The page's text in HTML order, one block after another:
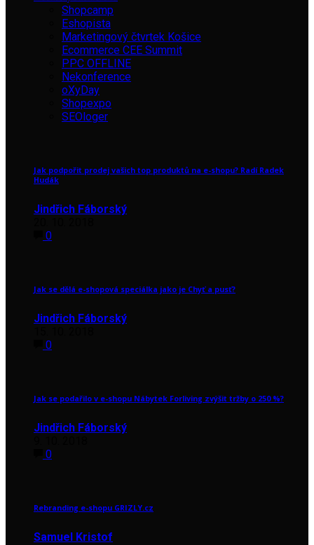
Shopcamp
Eshopista
Marketingový čtvrtek Košice
Ecommerce CEE Summit
PPC OFFLINE
Nekonference
oXyDay
Shopexpo
SEOloger
Jak podpořit prodej vašich top produktů na e-shopu? Radí Radek
Hudák
Jindřich Fáborský
0
Jak se dělá e-shopová speciálka jako je Chyť a pusť?
Jindřich Fáborský
0
Jak se podařilo v e-shopu Nábytek Forliving zvýšit tržby o 250 %?
Jindřich Fáborský
0
Rebranding e-shopu GRIZLY.cz
Samuel Kristof